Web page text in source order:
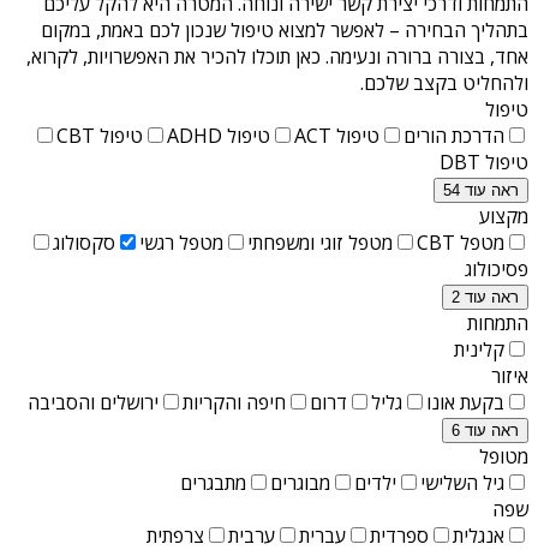
בתהליך הבחירה – לאפשר למצוא טיפול שנכון לכם באמת, במקום
אחד, בצורה ברורה ונעימה. כאן תוכלו להכיר את האפשרויות, לקרוא,
ולהחליט בקצב שלכם.
טיפול
הדרכת הורים
טיפול ACT טיפול ADHD
טיפול CBT
טיפול DBT
ראה עוד 54
מקצוע
מטפל CBT
מטפל זוגי ומשפחתי מטפל רגשי
סקסולוג
פסיכולוג
ראה עוד 2
התמחות
קלינית
איזור
בקעת אונו
גליל דרום חיפה והקריות ירושלים והסביבה
ראה עוד 6
מטופל
גיל השלישי
ילדים מבוגרים
מתבגרים
שפה
אנגלית
ספרדית עברית ערבית צרפתית